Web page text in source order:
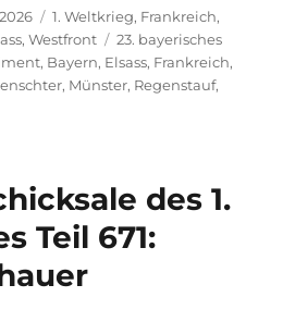
Kategorien
1. Weltkrieg, Frankreich,
,Westfront Schlagwörter
23. bayerisches
, Bayern, Elsass, Frankreich,
, Münster, Regenstauf,
des 1.
Teil 671: